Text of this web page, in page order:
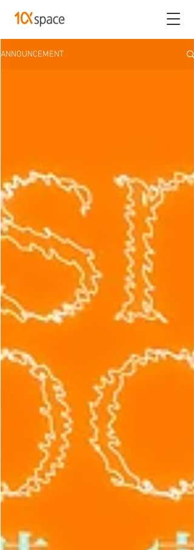
ANNOUNCEMENT